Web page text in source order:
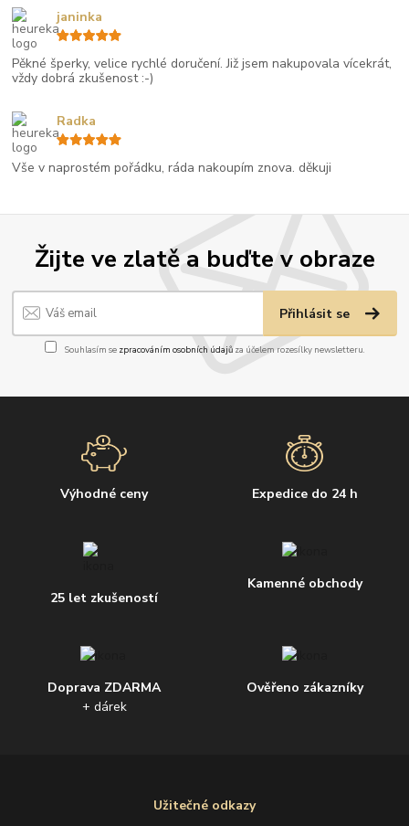
Žijte ve zlatě a buďte v obraze
Přihlásit se
Souhlasím se zpracováním osobních údajůza účelem rozesílky newsletteru.
Výhodné ceny Expedice do 24 h
25 let zkušeností
Kamenné obchody
Doprava ZDARMA
+ dárek
Ověřeno zákazníky
Užitečné odkazy
Pěkné šperky, velice rychlé doručení. Již jsem nakupovala vícekrát,
vždy dobrá zkušenost :-)
janinka
Vše v naprostém pořádku, ráda nakoupím znova. děkuji
Radka